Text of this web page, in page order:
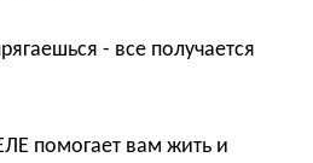
- все получается
помогает вам жить и